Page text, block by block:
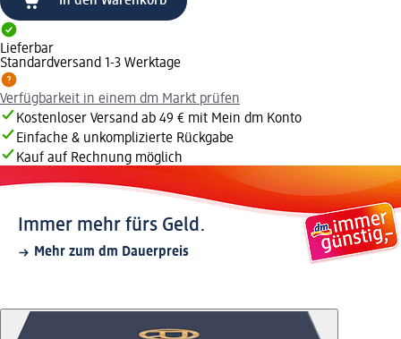
Lieferbar
Standardversand 1-3 Werktage
Verfügbarkeit in einem dm Markt prüfen
Kostenloser Versand ab 49 € mit Mein dm Konto
Einfache & unkomplizierte Rückgabe
Kauf auf Rechnung möglich
Immer mehr fürs Geld.
Mehr zum dm Dauerpreis